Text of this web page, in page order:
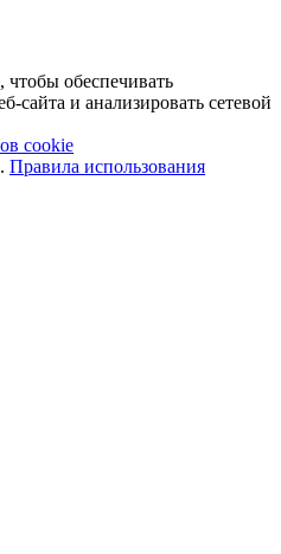
обеспечивать
сайта и анализировать сетевой
cookie
Правила использования